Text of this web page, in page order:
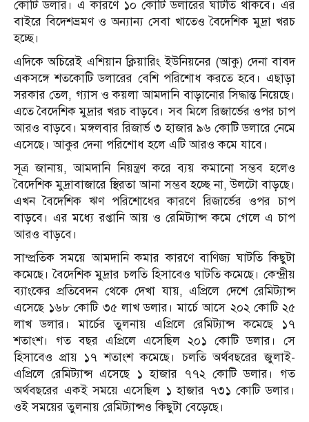
কোটি ডলার। এ কারণে ১০ কোটি ডলারের ঘাটতি থাকবে। এর
বাইরে বিদেশভ্রমণ ও অন্যান্য সেবা খাতেও বৈদেশিক মুদ্রা খরচ
হচ্ছে।
এদিকে অচিরেই এশিয়ান ক্লিয়ারিং ইউনিয়নের (আকু) দেনা বাবদ
একসঙ্গে শতকোটি ডলারের বেশি পরিশোধ করতে হবে। এছাড়া
সরকার তেল, গ্যাস ও কয়লা আমদানি বাড়ানোর সিদ্ধান্ত নিয়েছে।
এতে বৈদেশিক মুদ্রার খরচ বাড়বে। সব মিলে রিজার্ভের ওপর চাপ
আরও বাড়বে। মঙ্গলবার রিজার্ভ ৩ হাজার ৯৬ কোটি ডলারে নেমে
এসেছে। আকুর দেনা পরিশোধ হলে এটি আরও কমে যাবে।
সূত্র জানায়, আমদানি নিয়ন্ত্রণ করে ব্যয় কমানো সম্ভব হলেও
বৈদেশিক মুদ্রাবাজারে স্থিরতা আনা সম্ভব হচ্ছে না, উলটো বাড়ছে।
এখন বৈদেশিক ঋণ পরিশোধের কারণে রিজার্ভের ওপর চাপ
বাড়বে। এর মধ্যে রপ্তানি আয় ও রেমিট্যান্স কমে গেলে এ চাপ
আরও বাড়বে।
সাম্প্রতিক সময়ে আমদানি কমার কারণে বাণিজ্য ঘাটতি কিছুটা
কমেছে। বৈদেশিক মুদ্রার চলতি হিসাবেও ঘাটতি কমেছে। কেন্দ্রীয়
ব্যাংকের প্রতিবেদন থেকে দেখা যায়, এপ্রিলে দেশে রেমিট্যান্স
এসেছে ১৬৮ কোটি ৩৫ লাখ ডলার। মার্চে আসে ২০২ কোটি ২৫
লাখ ডলার। মার্চের তুলনায় এপ্রিলে রেমিট্যান্স কমেছে ১৭
শতাংশ। গত বছর এপ্রিলে এসেছিল ২০১ কোটি ডলার। সে
হিসাবেও প্রায় ১৭ শতাংশ কমেছে। চলতি অর্থবছরের জুলাই-
এপ্রিলে রেমিট্যান্স এসেছে ১ হাজার ৭৭২ কোটি ডলার। গত
অর্থবছরের একই সময়ে এসেছিল ১ হাজার ৭৩১ কোটি ডলার।
ওই সময়ের তুলনায় রেমিট্যান্সও কিছুটা বেড়েছে।